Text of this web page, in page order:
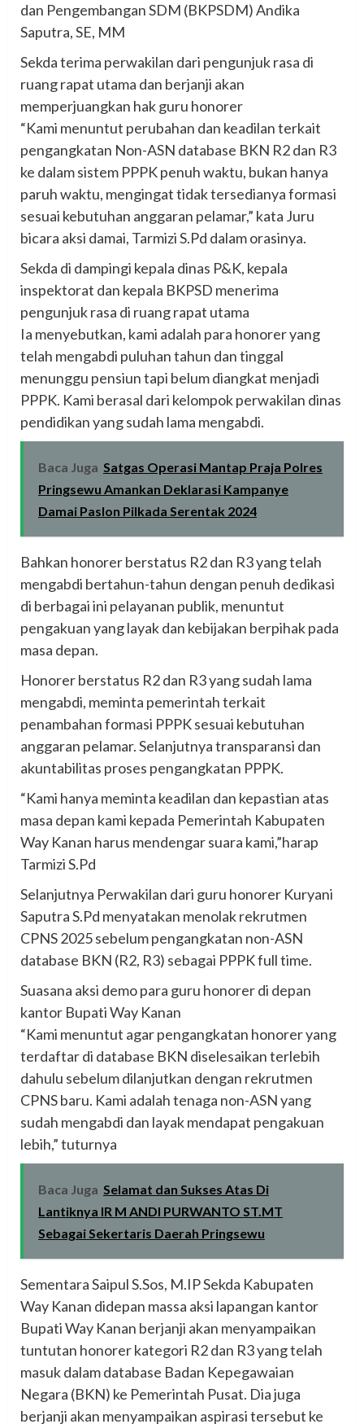
dan Pengembangan SDM (BKPSDM) Andika
Saputra, SE, MM
Sekda terima perwakilan dari pengunjuk rasa di
ruang rapat utama dan berjanji akan
memperjuangkan hak guru honorer
“Kami menuntut perubahan dan keadilan terkait
pengangkatan Non-ASN database BKN R2 dan R3
ke dalam sistem PPPK penuh waktu, bukan hanya
paruh waktu, mengingat tidak tersedianya formasi
sesuai kebutuhan anggaran pelamar,” kata Juru
bicara aksi damai, Tarmizi S.Pd dalam orasinya.
Sekda di dampingi kepala dinas P&K, kepala
inspektorat dan kepala BKPSD menerima
pengunjuk rasa di ruang rapat utama
Ia menyebutkan, kami adalah para honorer yang
telah mengabdi puluhan tahun dan tinggal
menunggu pensiun tapi belum diangkat menjadi
PPPK. Kami berasal dari kelompok perwakilan dinas
pendidikan yang sudah lama mengabdi.
Baca Juga Satgas Operasi Mantap Praja Polres
Pringsewu Amankan Deklarasi Kampanye
Damai Paslon Pilkada Serentak 2024
Bahkan honorer berstatus R2 dan R3 yang telah
mengabdi bertahun-tahun dengan penuh dedikasi
di berbagai ini pelayanan publik, menuntut
pengakuan yang layak dan kebijakan berpihak pada
masa depan.
Honorer berstatus R2 dan R3 yang sudah lama
mengabdi, meminta pemerintah terkait
penambahan formasi PPPK sesuai kebutuhan
anggaran pelamar. Selanjutnya transparansi dan
akuntabilitas proses pengangkatan PPPK.
“Kami hanya meminta keadilan dan kepastian atas
masa depan kami kepada Pemerintah Kabupaten
Way Kanan harus mendengar suara kami,”harap
Tarmizi S.Pd
Selanjutnya Perwakilan dari guru honorer Kuryani
Saputra S.Pd menyatakan menolak rekrutmen
CPNS 2025 sebelum pengangkatan non-ASN
database BKN (R2, R3) sebagai PPPK full time.
Suasana aksi demo para guru honorer di depan
kantor Bupati Way Kanan
“Kami menuntut agar pengangkatan honorer yang
terdaftar di database BKN diselesaikan terlebih
dahulu sebelum dilanjutkan dengan rekrutmen
CPNS baru. Kami adalah tenaga non-ASN yang
sudah mengabdi dan layak mendapat pengakuan
lebih,” tuturnya
Baca Juga Selamat dan Sukses Atas Di
Lantiknya IR M ANDI PURWANTO ST.MT
Sebagai Sekertaris Daerah Pringsewu
Sementara Saipul S.Sos, M.IP Sekda Kabupaten
Way Kanan didepan massa aksi lapangan kantor
Bupati Way Kanan berjanji akan menyampaikan
tuntutan honorer kategori R2 dan R3 yang telah
masuk dalam database Badan Kepegawaian
Negara (BKN) ke Pemerintah Pusat. Dia juga
berjanji akan menyampaikan aspirasi tersebut ke